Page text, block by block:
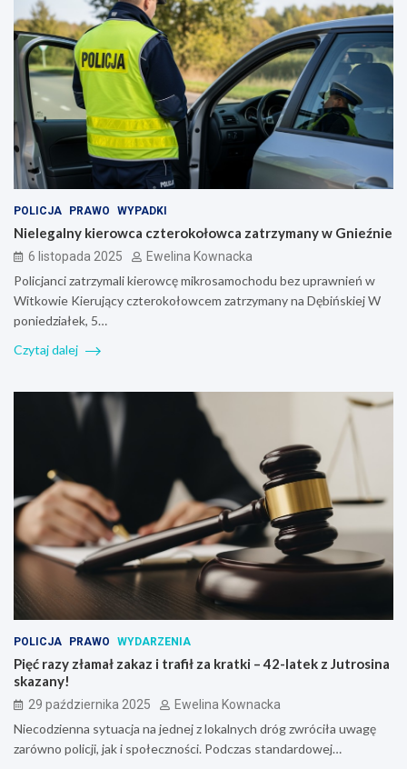
POLICJA PRAWO WYPADKI
Nielegalny kierowca czterokołowca zatrzymany w Gnieźnie
6 listopada 2025 Ewelina Kownacka
Policjanci zatrzymali kierowcę mikrosamochodu bez uprawnień w
Witkowie Kierujący czterokołowcem zatrzymany na Dębińskiej W
poniedziałek, 5…
Czytaj dalej
POLICJA PRAWO WYDARZENIA
Pięć razy złamał zakaz i trafił za kratki – 42-latek z Jutrosina
skazany!
29 października 2025 Ewelina Kownacka
Niecodzienna sytuacja na jednej z lokalnych dróg zwróciła uwagę
zarówno policji, jak i społeczności. Podczas standardowej…